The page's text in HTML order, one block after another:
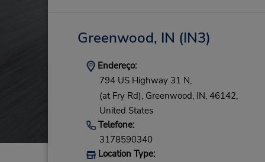
Greenwood, IN (IN3)
Endereço:
794 US Highway 31 N,
(at Fry Rd), Greenwood, IN, 46142,
United States
Telefone:
3178590340
Location Type: